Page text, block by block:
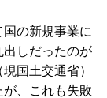
の新規事業に
しだったのが
国土交通省）
、これも失敗